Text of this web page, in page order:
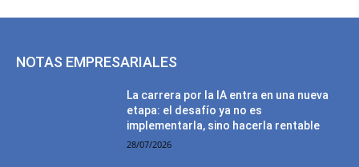
NOTAS EMPRESARIALES
La carrera por la IA entra en una nueva
etapa: el desafío ya no es
implementarla, sino hacerla rentable
28/07/2026